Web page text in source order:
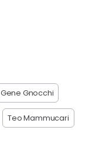
Gene Gnocchi
Teo Mammucari